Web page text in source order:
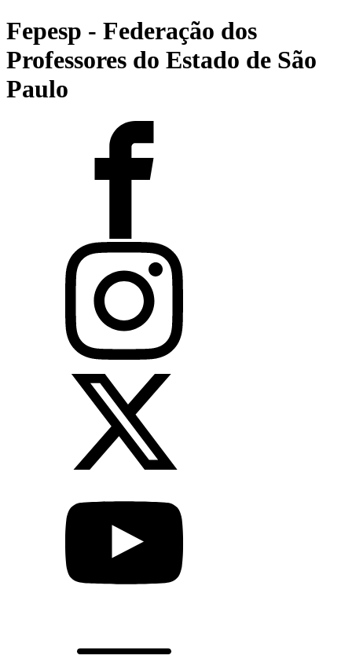
Fepesp - Federação dos
Professores do Estado de São
Paulo